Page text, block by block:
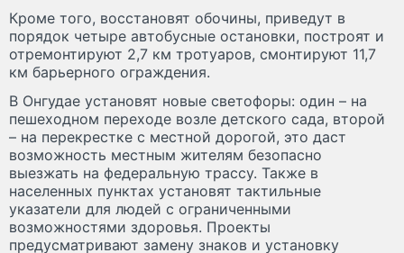
Кроме того, восстановят обочины, приведут в
порядок четыре автобусные остановки, построят и
отремонтируют 2,7 км тротуаров, смонтируют 11,7
км барьерного ограждения.
В Онгудае установят новые светофоры: один – на
пешеходном переходе возле детского сада, второй
– на перекрестке с местной дорогой, это даст
возможность местным жителям безопасно
выезжать на федеральную трассу. Также в
населенных пунктах установят тактильные
указатели для людей с ограниченными
возможностями здоровья. Проекты
предусматривают замену знаков и установку